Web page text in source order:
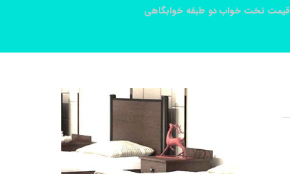
قیمت تخت خواب دو طبقه خوابگاهی